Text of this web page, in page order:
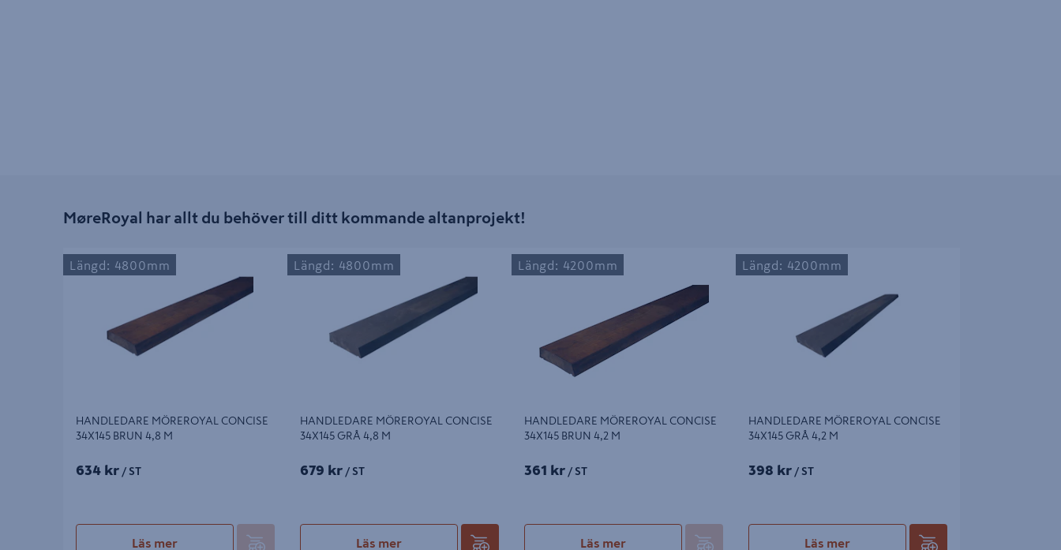
MøreRoyal har allt du behöver till ditt kommande altanprojekt!
HANDLEDARE MÖREROYAL CONCISE
34X145 BRUN 4,8 M
HANDLEDARE MÖREROYAL CONCISE
34X145 BRUN 4,8 M
634 kr / ST
Läs mer
Längd: 4800mm
HANDLEDARE MÖREROYAL CONCISE
34X145 GRÅ 4,8 M
HANDLEDARE MÖREROYAL CONCISE
34X145 GRÅ 4,8 M
679 kr / ST
Läs mer
Längd: 4800mm
HANDLEDARE MÖREROYAL CONCISE
34X145 BRUN 4,2 M
HANDLEDARE MÖREROYAL CONCISE
34X145 BRUN 4,2 M
361 kr / ST
Läs mer
Längd: 4200mm
HANDLEDARE MÖREROYAL CONCISE
34X145 GRÅ 4,2 M
HANDLEDARE MÖREROYAL CONCISE
34X145 GRÅ 4,2 M
398 kr / ST
Läs mer
Längd: 4200mm